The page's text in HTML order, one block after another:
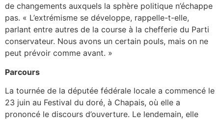
de changements auxquels la sphère politique n’échappe
pas. « L’extrémisme se développe, rappelle-t-elle,
parlant entre autres de la course à la chefferie du Parti
conservateur. Nous avons un certain pouls, mais on ne
peut prévoir comme avant. »
Parcours
La tournée de la députée fédérale locale a commencé le
23 juin au Festival du doré, à Chapais, où elle a
prononcé le discours d’ouverture. Le lendemain, elle